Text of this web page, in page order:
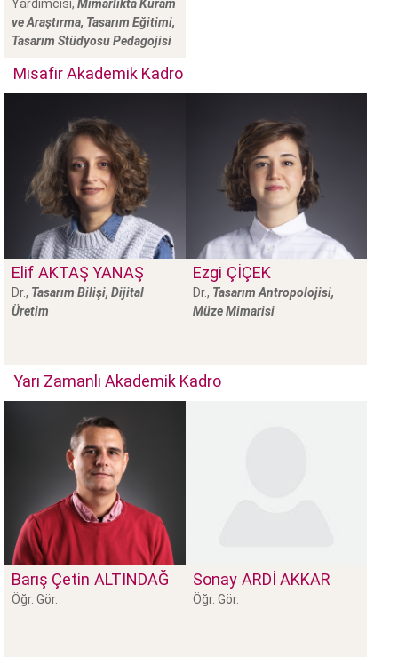
Yardımcısı, Mimarlıkta Kuram
ve Araştırma, Tasarım Eğitimi,
Tasarım Stüdyosu Pedagojisi
Misafir Akademik Kadro
Elif AKTAŞ YANAŞ
Dr., Tasarım Bilişi, Dijital
Üretim
Ezgi ÇIÇEK
Dr., Tasarım Antropolojisi,
Müze Mimarisi
Yarı Zamanlı Akademik Kadro
Barış Çetin ALTINDAĞ
Öğr. Gör.
Sonay ARDİ AKKAR
Öğr. Gör.